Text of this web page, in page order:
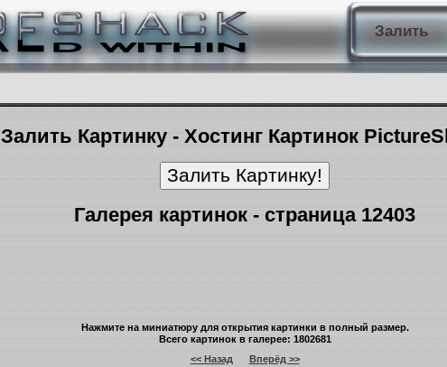
Залить
Залить Картинку - Хостинг Картинок
Галерея картинок - страница 12403
Нажмите на миниатюру для открытия картинки в полный размер.
Всего картинок в галерее: 1802681
<< Назад
Вперёд >>